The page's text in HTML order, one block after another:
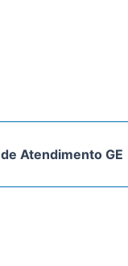
Atendimento GE